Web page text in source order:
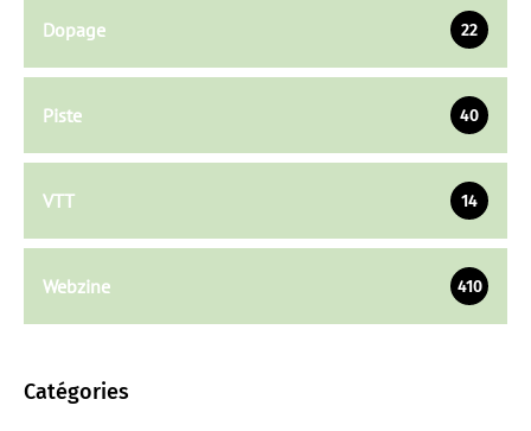
Dopage 22
Piste 40
VTT 14
Webzine 410
Catégories